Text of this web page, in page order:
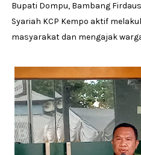
Bupati Dompu, Bambang
Syariah KCP Kempo aktif
masyarakat dan mengajak